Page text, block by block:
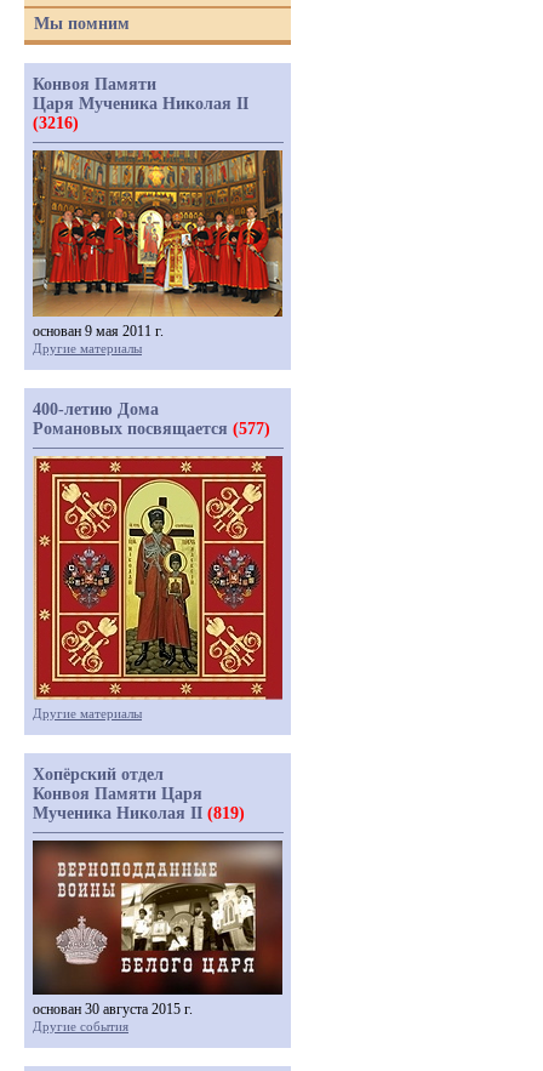
Мы помним
Конвоя Памяти
Царя Мученика Николая II
(3216)
основан 9 мая 2011 г.
Другие материалы
400-летию Дома
Романовых посвящается (577)
Другие материалы
Хопёрский отдел
Конвоя Памяти Царя
Мученика Николая II (819)
основан 30 августа 2015 г.
Другие события